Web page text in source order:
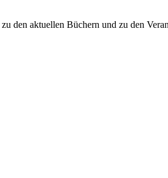
den aktuellen Büchern und zu den